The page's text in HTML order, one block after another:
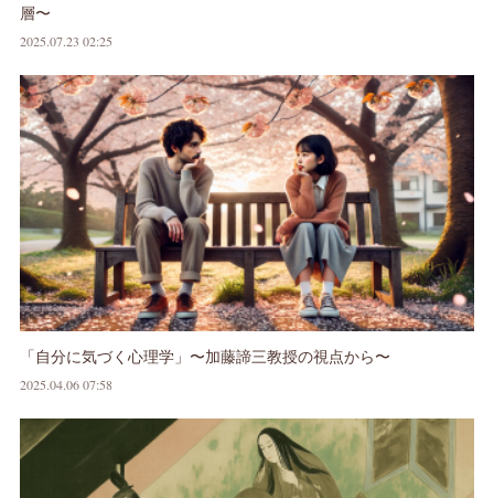
層〜
2025.07.23 02:25
「自分に気づく心理学」〜加藤諦三教授の視点から〜
2025.04.06 07:58